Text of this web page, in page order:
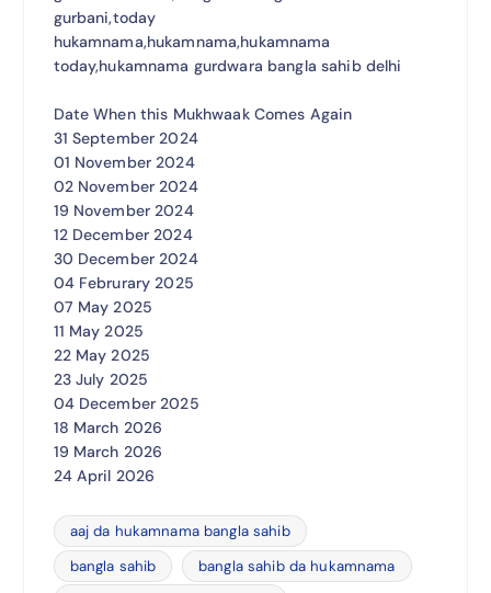
gurbani,today
hukamnama,hukamnama,hukamnama
today,hukamnama gurdwara bangla sahib delhi
Date When this Mukhwaak Comes Again
31 September 2024
01 November 2024
02 November 2024
19 November 2024
12 December 2024
30 December 2024
04 Februrary 2025
07 May 2025
11 May 2025
22 May 2025
23 July 2025
04 December 2025
18 March 2026
19 March 2026
24 April 2026
aaj da hukamnama bangla sahib
bangla sahib
bangla sahib da hukamnama